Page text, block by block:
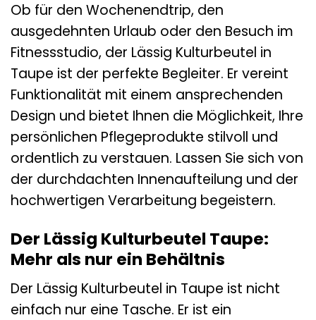
Ob für den Wochenendtrip, den
ausgedehnten Urlaub oder den Besuch im
Fitnessstudio, der Lässig Kulturbeutel in
Taupe ist der perfekte Begleiter. Er vereint
Funktionalität mit einem ansprechenden
Design und bietet Ihnen die Möglichkeit, Ihre
persönlichen Pflegeprodukte stilvoll und
ordentlich zu verstauen. Lassen Sie sich von
der durchdachten Innenaufteilung und der
hochwertigen Verarbeitung begeistern.
Der Lässig Kulturbeutel Taupe:
Mehr als nur ein Behältnis
Der Lässig Kulturbeutel in Taupe ist nicht
einfach nur eine Tasche. Er ist ein